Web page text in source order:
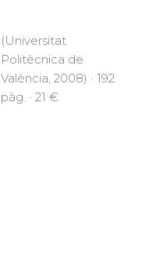
(Universitat
Politècnica de
València, 2008) · 192
pàg. · 21 €